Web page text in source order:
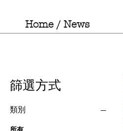
Home / News
篩選方式
類別